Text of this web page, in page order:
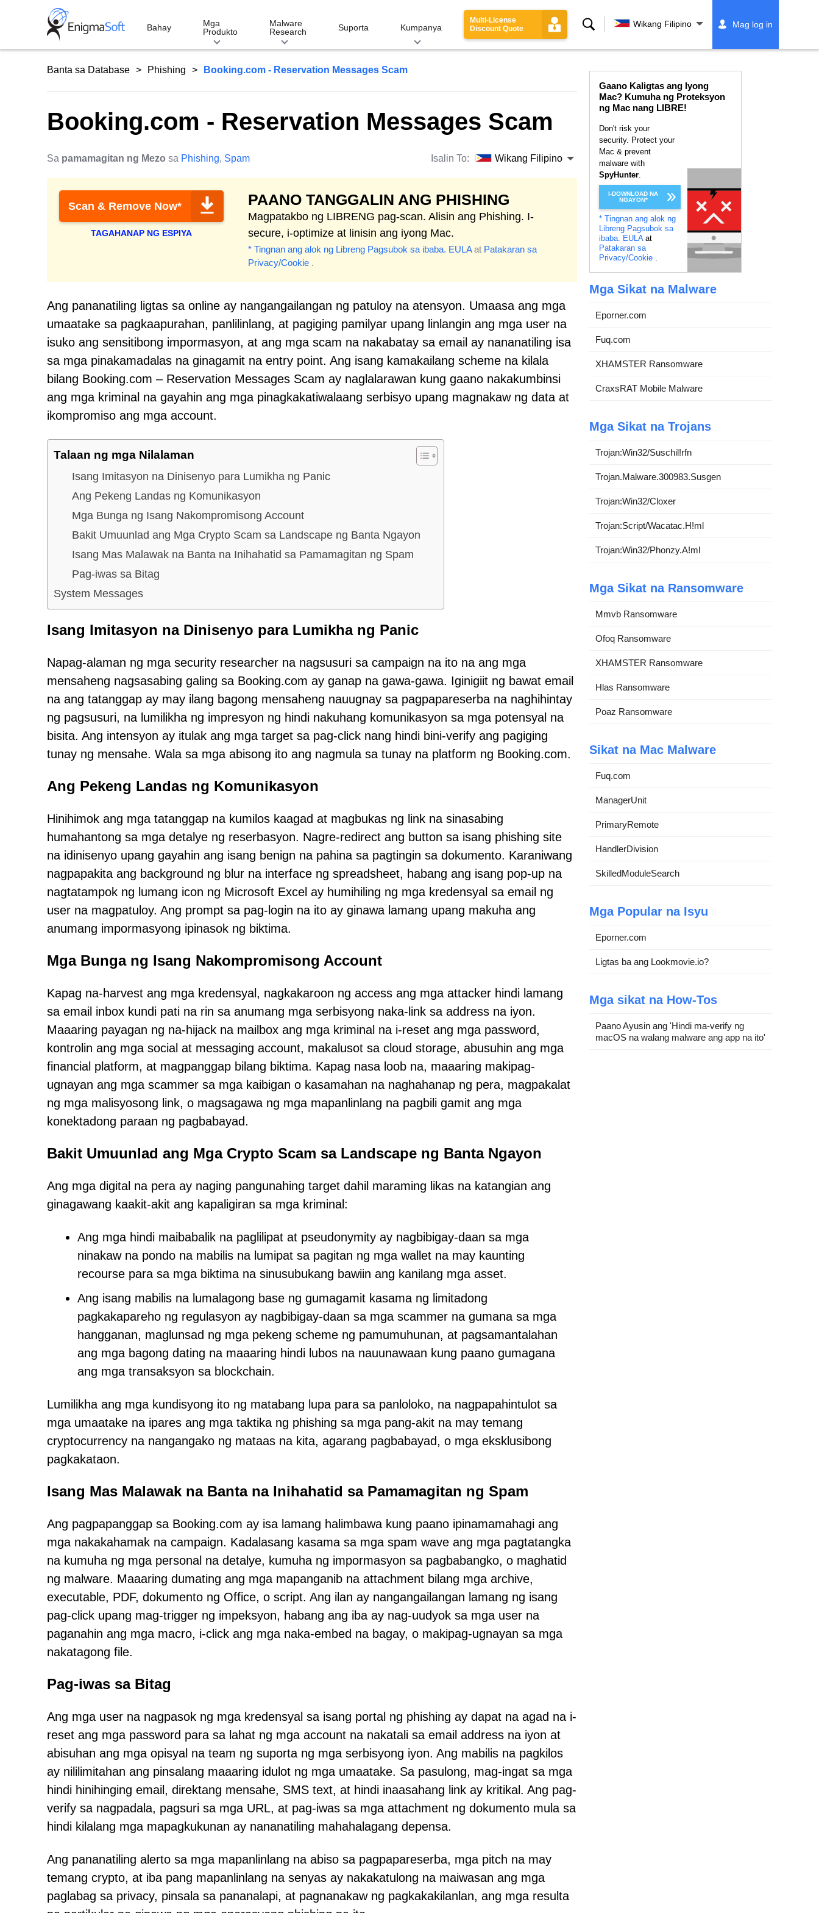
Bahay
Mga
Produkto
Malware
Research
Suporta Kumpanya
Multi-License
Discount Quote
PaghahanapWikang Filipino Mag log in
Banta sa Database Phishing Booking.com - Reservation Messages Scam
Booking.com - Reservation Messages Scam
Sa pamamagitan ng Mezo sa Phishing, Spam Isalin To: Wikang Filipino
Scan & Remove Now*
TAGAHANAP NG ESPIYA
PAANO TANGGALIN ANG PHISHING
Magpatakbo ng LIBRENG pag-scan. Alisin ang Phishing. I-
secure, i-optimize at linisin ang iyong Mac.
* Tingnan ang alok ng Libreng Pagsubok sa ibaba. EULAat Patakaran sa
Privacy/Cookie .
Ang pananatiling ligtas sa online ay nangangailangan ng patuloy na atensyon. Umaasa ang mga
umaatake sa pagkaapurahan, panlilinlang, at pagiging pamilyar upang linlangin ang mga user na
isuko ang sensitibong impormasyon, at ang mga scam na nakabatay sa email ay nananatiling isa
sa mga pinakamadalas na ginagamit na entry point. Ang isang kamakailang scheme na kilala
bilang Booking.com – Reservation Messages Scam ay naglalarawan kung gaano nakakumbinsi
ang mga kriminal na gayahin ang mga pinagkakatiwalaang serbisyo upang magnakaw ng data at
ikompromiso ang mga account.
Talaan ng mga Nilalaman
Isang Imitasyon na Dinisenyo para Lumikha ng Panic
Ang Pekeng Landas ng Komunikasyon
Mga Bunga ng Isang Nakompromisong Account
Bakit Umuunlad ang Mga Crypto Scam sa Landscape ng Banta Ngayon
Isang Mas Malawak na Banta na Inihahatid sa Pamamagitan ng Spam
Pag-iwas sa Bitag
System Messages
Isang Imitasyon na Dinisenyo para Lumikha ng Panic
Napag-alaman ng mga security researcher na nagsusuri sa campaign na ito na ang mga
mensaheng nagsasabing galing sa Booking.com ay ganap na gawa-gawa. Iginigiit ng bawat email
na ang tatanggap ay may ilang bagong mensaheng nauugnay sa pagpapareserba na naghihintay
ng pagsusuri, na lumilikha ng impresyon ng hindi nakuhang komunikasyon sa mga potensyal na
bisita. Ang intensyon ay itulak ang mga target sa pag-click nang hindi bini-verify ang pagiging
tunay ng mensahe. Wala sa mga abisong ito ang nagmula sa tunay na platform ng Booking.com.
Ang Pekeng Landas ng Komunikasyon
Hinihimok ang mga tatanggap na kumilos kaagad at magbukas ng link na sinasabing
humahantong sa mga detalye ng reserbasyon. Nagre-redirect ang button sa isang phishing site
na idinisenyo upang gayahin ang isang benign na pahina sa pagtingin sa dokumento. Karaniwang
nagpapakita ang background ng blur na interface ng spreadsheet, habang ang isang pop-up na
nagtatampok ng lumang icon ng Microsoft Excel ay humihiling ng mga kredensyal sa email ng
user na magpatuloy. Ang prompt sa pag-login na ito ay ginawa lamang upang makuha ang
anumang impormasyong ipinasok ng biktima.
Mga Bunga ng Isang Nakompromisong Account
Kapag na-harvest ang mga kredensyal, nagkakaroon ng access ang mga attacker hindi lamang
sa email inbox kundi pati na rin sa anumang mga serbisyong naka-link sa address na iyon.
Maaaring payagan ng na-hijack na mailbox ang mga kriminal na i-reset ang mga password,
kontrolin ang mga social at messaging account, makalusot sa cloud storage, abusuhin ang mga
financial platform, at magpanggap bilang biktima. Kapag nasa loob na, maaaring makipag-
ugnayan ang mga scammer sa mga kaibigan o kasamahan na naghahanap ng pera, magpakalat
ng mga malisyosong link, o magsagawa ng mga mapanlinlang na pagbili gamit ang mga
konektadong paraan ng pagbabayad.
Bakit Umuunlad ang Mga Crypto Scam sa Landscape ng Banta Ngayon
Ang mga digital na pera ay naging pangunahing target dahil maraming likas na katangian ang
ginagawang kaakit-akit ang kapaligiran sa mga kriminal:
Ang mga hindi maibabalik na paglilipat at pseudonymity ay nagbibigay-daan sa mga
ninakaw na pondo na mabilis na lumipat sa pagitan ng mga wallet na may kaunting
recourse para sa mga biktima na sinusubukang bawiin ang kanilang mga asset.
Ang isang mabilis na lumalagong base ng gumagamit kasama ng limitadong
pagkakapareho ng regulasyon ay nagbibigay-daan sa mga scammer na gumana sa mga
hangganan, maglunsad ng mga pekeng scheme ng pamumuhunan, at pagsamantalahan
ang mga bagong dating na maaaring hindi lubos na nauunawaan kung paano gumagana
ang mga transaksyon sa blockchain.
Lumilikha ang mga kundisyong ito ng matabang lupa para sa panloloko, na nagpapahintulot sa
mga umaatake na ipares ang mga taktika ng phishing sa mga pang-akit na may temang
cryptocurrency na nangangako ng mataas na kita, agarang pagbabayad, o mga eksklusibong
pagkakataon.
Isang Mas Malawak na Banta na Inihahatid sa Pamamagitan ng Spam
Ang pagpapanggap sa Booking.com ay isa lamang halimbawa kung paano ipinamamahagi ang
mga nakakahamak na campaign. Kadalasang kasama sa mga spam wave ang mga pagtatangka
na kumuha ng mga personal na detalye, kumuha ng impormasyon sa pagbabangko, o maghatid
ng malware. Maaaring dumating ang mga mapanganib na attachment bilang mga archive,
executable, PDF, dokumento ng Office, o script. Ang ilan ay nangangailangan lamang ng isang
pag-click upang mag-trigger ng impeksyon, habang ang iba ay nag-uudyok sa mga user na
paganahin ang mga macro, i-click ang mga naka-embed na bagay, o makipag-ugnayan sa mga
nakatagong file.
Pag-iwas sa Bitag
Ang mga user na nagpasok ng mga kredensyal sa isang portal ng phishing ay dapat na agad na i-
reset ang mga password para sa lahat ng mga account na nakatali sa email address na iyon at
abisuhan ang mga opisyal na team ng suporta ng mga serbisyong iyon. Ang mabilis na pagkilos
ay nililimitahan ang pinsalang maaaring idulot ng mga umaatake. Sa pasulong, mag-ingat sa mga
hindi hinihinging email, direktang mensahe, SMS text, at hindi inaasahang link ay kritikal. Ang pag-
verify sa nagpadala, pagsuri sa mga URL, at pag-iwas sa mga attachment ng dokumento mula sa
hindi kilalang mga mapagkukunan ay nananatiling mahahalagang depensa.
Ang pananatiling alerto sa mga mapanlinlang na abiso sa pagpapareserba, mga pitch na may
temang crypto, at iba pang mapanlinlang na senyas ay nakakatulong na maiwasan ang mga
paglabag sa privacy, pinsala sa pananalapi, at pagnanakaw ng pagkakakilanlan, ang mga resulta
Gaano Kaligtas ang Iyong
Mac? Kumuha ng Proteksyon
ng Mac nang LIBRE!
Don't risk your
security. Protect your
Mac & prevent
malware with
SpyHunter.
I-DOWNLOAD NA
NGAYON*
* Tingnan ang alok ng
Libreng Pagsubok sa
ibaba. EULAat
Patakaran sa
Privacy/Cookie
Mga Sikat na Malware
Eporner.com
Fuq.com
XHAMSTER Ransomware
CraxsRAT Mobile Malware
Mga Sikat na Trojans
Trojan:Win32/Suschil!rfn
Trojan.Malware.300983.Susgen
Trojan:Win32/Cloxer
Trojan:Script/Wacatac.H!ml
Trojan:Win32/Phonzy.A!ml
Mga Sikat na Ransomware
Mmvb Ransomware
Ofoq Ransomware
XHAMSTER Ransomware
Hlas Ransomware
Poaz Ransomware
Sikat na Mac Malware
Fuq.com
ManagerUnit
PrimaryRemote
HandlerDivision
SkilledModuleSearch
Mga Popular na Isyu
Eporner.com
Ligtas ba ang Lookmovie.io?
Mga sikat na How-Tos
Paano Ayusin ang 'Hindi ma-verify ng
macOS na walang malware ang app na ito'